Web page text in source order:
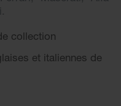
collection
et italiennes de